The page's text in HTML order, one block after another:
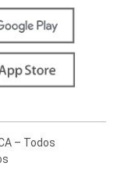
– Todos